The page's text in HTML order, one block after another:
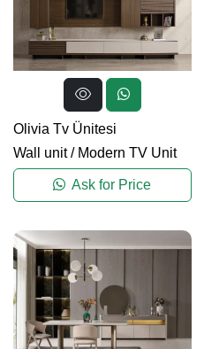
Olivia Tv Ünitesi
Wall unit/ Modern TV Unit
Ask for Price